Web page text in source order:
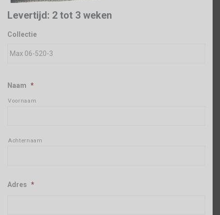
Levertijd: 2 tot 3 weken
Collectie
Naam *
Voornaam
Achternaam
Adres *